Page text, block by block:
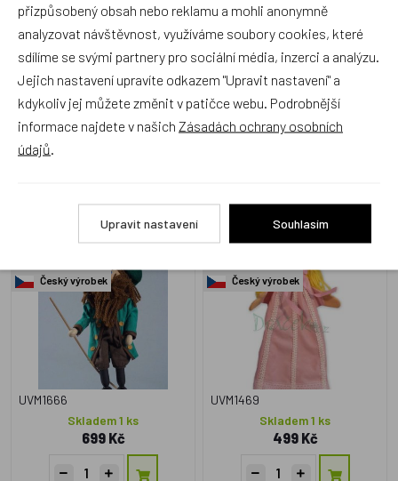
UVM1314
Skladem 2 ks
299 Kč
UVM1697
Skladem 2 ks
599 Kč
Loutka Krakonoš 20 cm
Český výrobek
UVM1666
Skladem 1 ks
699 Kč
Dřevěný maňásek
Český výrobek
UVM1469
Skladem 1 ks
499 Kč
přizpůsobený obsah nebo reklamu a mohli anonymně
analyzovat návštěvnost, využíváme soubory cookies, které
sdílíme se svými partnery pro sociální média, inzerci a analýzu.
Jejich nastavení upravíte odkazem "Upravit nastavení" a
kdykoliv jej můžete změnit v patičce webu. Podrobnější
informace najdete v našich Zásadách ochrany osobních
údajů
Upravit nastavení Souhlasím